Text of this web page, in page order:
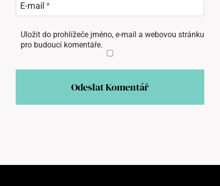
E-mail *
Uložit do prohlížeče jméno, e-mail a webovou stránku
pro budoucí komentáře.